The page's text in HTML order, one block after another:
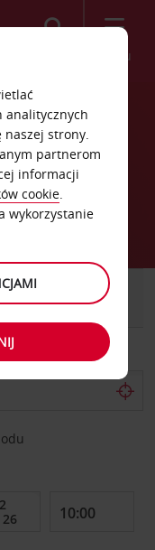
Menu
hotel
SAMOCHÓD
DOSTAWCZY
analitycznych
naszej strony.
partnerom
informacji
cookie.
wykorzystanie